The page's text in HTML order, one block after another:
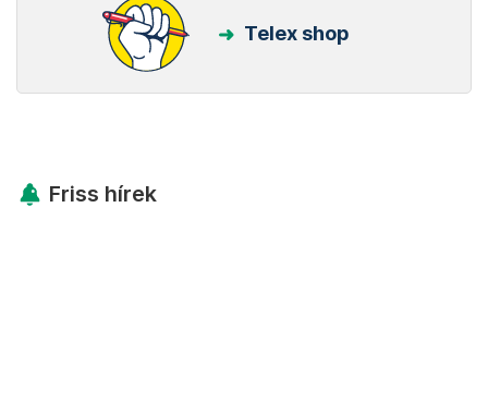
Telex shop
Friss hírek